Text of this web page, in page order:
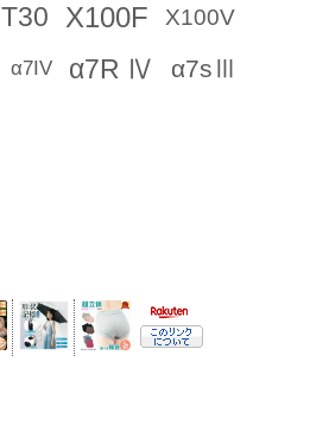
X100F X100V
α7IV α7R Ⅳ α7sⅢ